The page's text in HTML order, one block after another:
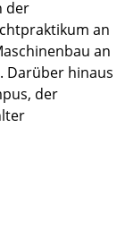
der
an
an
Darüber hinaus
der